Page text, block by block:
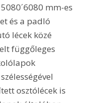
mm-es
és a padló
lécek közé
függőleges
osztólécek is